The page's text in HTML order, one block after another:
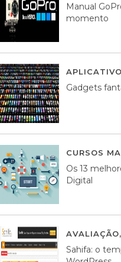
Manual
momento
Gadgets
CURSOS
Os 13
Digital
AVALIAÇÃO,
Sahifa: o